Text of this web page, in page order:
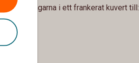
handlingarna i ett frankerat kuvert till: